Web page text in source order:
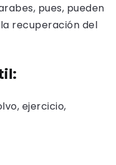
pues, pueden
recuperación del
ejercicio,